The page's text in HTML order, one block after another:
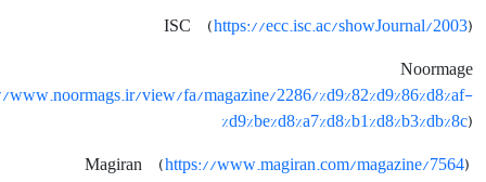
ISC (https://ecc.isc.ac/showJournal/2003)
Noormage
view/fa/magazine/2286/%d9%82%d9%86%d8%af-
%d9%be%d8%a7%d8%b1%d8%b3%db%8c)
https://www.magiran.com/magazine/7564)